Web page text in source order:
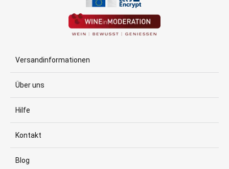
Versandinformationen
Über uns
Hilfe
Kontakt
Blog